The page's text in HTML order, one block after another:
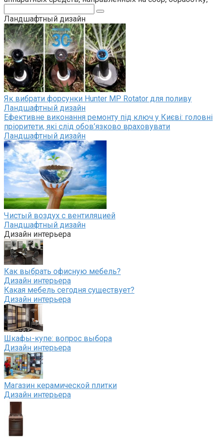
Ландшафтный дизайн
Як вибрати форсунки Hunter MP Rotator для поливу
Ландшафтный дизайн
Ефективне виконання ремонту під ключ у Києві: головні
пріоритети, які слід обов’язково враховувати
Ландшафтный дизайн
Чистый воздух с вентиляцией
Ландшафтный дизайн
Дизайн интерьера
Как выбрать офисную мебель?
Дизайн интерьера
Какая мебель сегодня существует?
Дизайн интерьера
Шкафы-купе: вопрос выбора
Дизайн интерьера
Магазин керамической плитки
Дизайн интерьера